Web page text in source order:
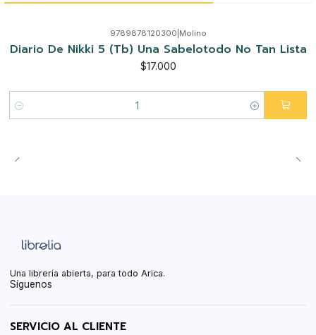
9789878120300 Molino
Diario De Nikki 5 (Tb) Una Sabelotodo No Tan Lista
$17.000
Cantidad
Una librería abierta, para todo Arica.
Síguenos
SERVICIO AL CLIENTE